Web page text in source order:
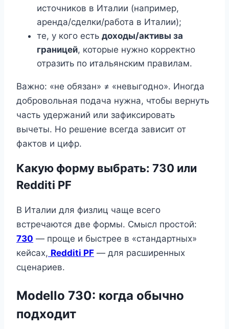
источников в Италии (например,
аренда/сделки/работа в Италии);
те, у кого есть доходы/активы за
границей, которые нужно корректно
отразить по итальянским правилам.
Важно: «не обязан» ≠ «невыгодно». Иногда
добровольная подача нужна, чтобы вернуть
часть удержаний или зафиксировать
вычеты. Но решение всегда зависит от
фактов и цифр.
Какую форму выбрать: 730 или
Redditi PF
В Италии для физлиц чаще всего
встречаются две формы. Смысл простой:
730 — проще и быстрее в «стандартных»
кейсах, Redditi PF — для расширенных
сценариев.
Modello 730: когда обычно
подходит